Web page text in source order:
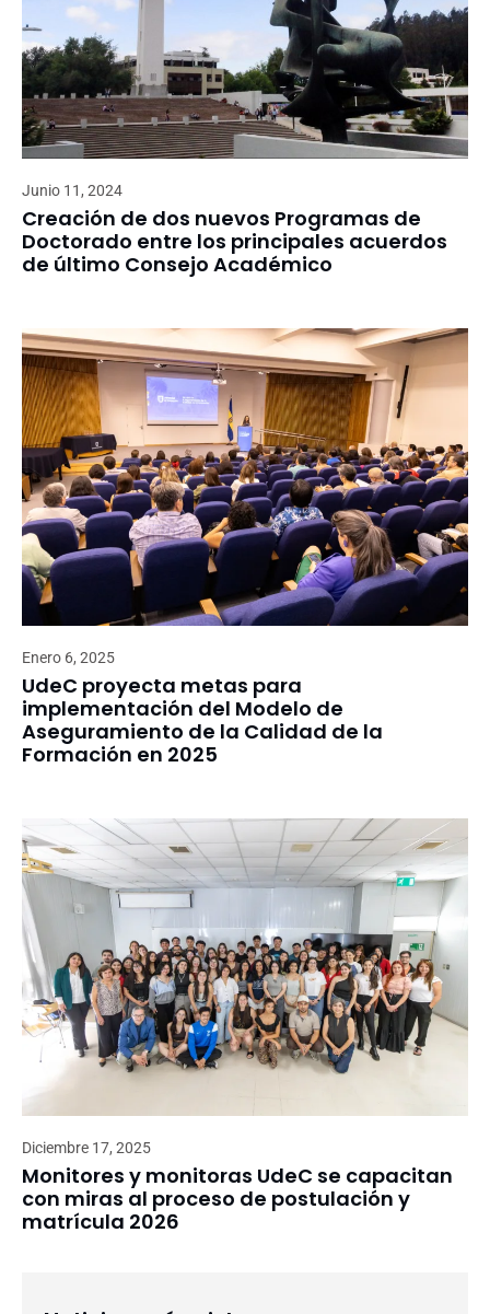
Junio 11, 2024
Creación de dos nuevos Programas de
Doctorado entre los principales acuerdos
de último Consejo Académico
Enero 6, 2025
UdeC proyecta metas para
implementación del Modelo de
Aseguramiento de la Calidad de la
Formación en 2025
Diciembre 17, 2025
Monitores y monitoras UdeC se capacitan
con miras al proceso de postulación y
matrícula 2026